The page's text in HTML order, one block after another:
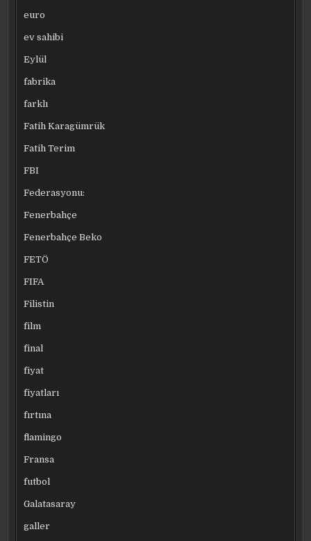
euro
ev sahibi
Eylül
fabrika
farklı
Fatih Karagümrük
Fatih Terim
FBI
Federasyonu:
Fenerbahçe
Fenerbahçe Beko
FETÖ
FIFA
Filistin
film
final
fiyat
fiyatları
fırtına
flamingo
Fransa
futbol
Galatasaray
galler